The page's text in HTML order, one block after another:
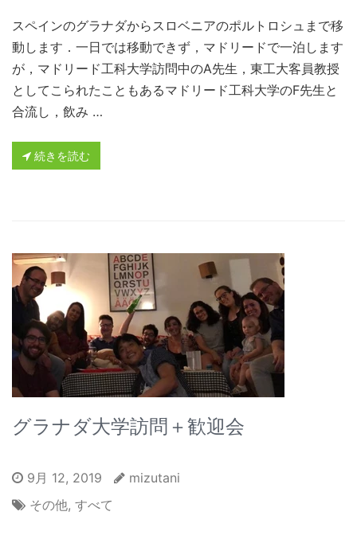
スペインのグラナダからスロベニアのポルトロシュまで移
動します．一日では移動できず，マドリードで一泊します
が，マドリード工科大学訪問中のA先生，東工大客員教授
としてこられたこともあるマドリード工科大学のF先生と
合流し，飲み …
続きを読む
グラナダ大学訪問＋歓迎会
9月 12, 2019
mizutani
その他, すべて